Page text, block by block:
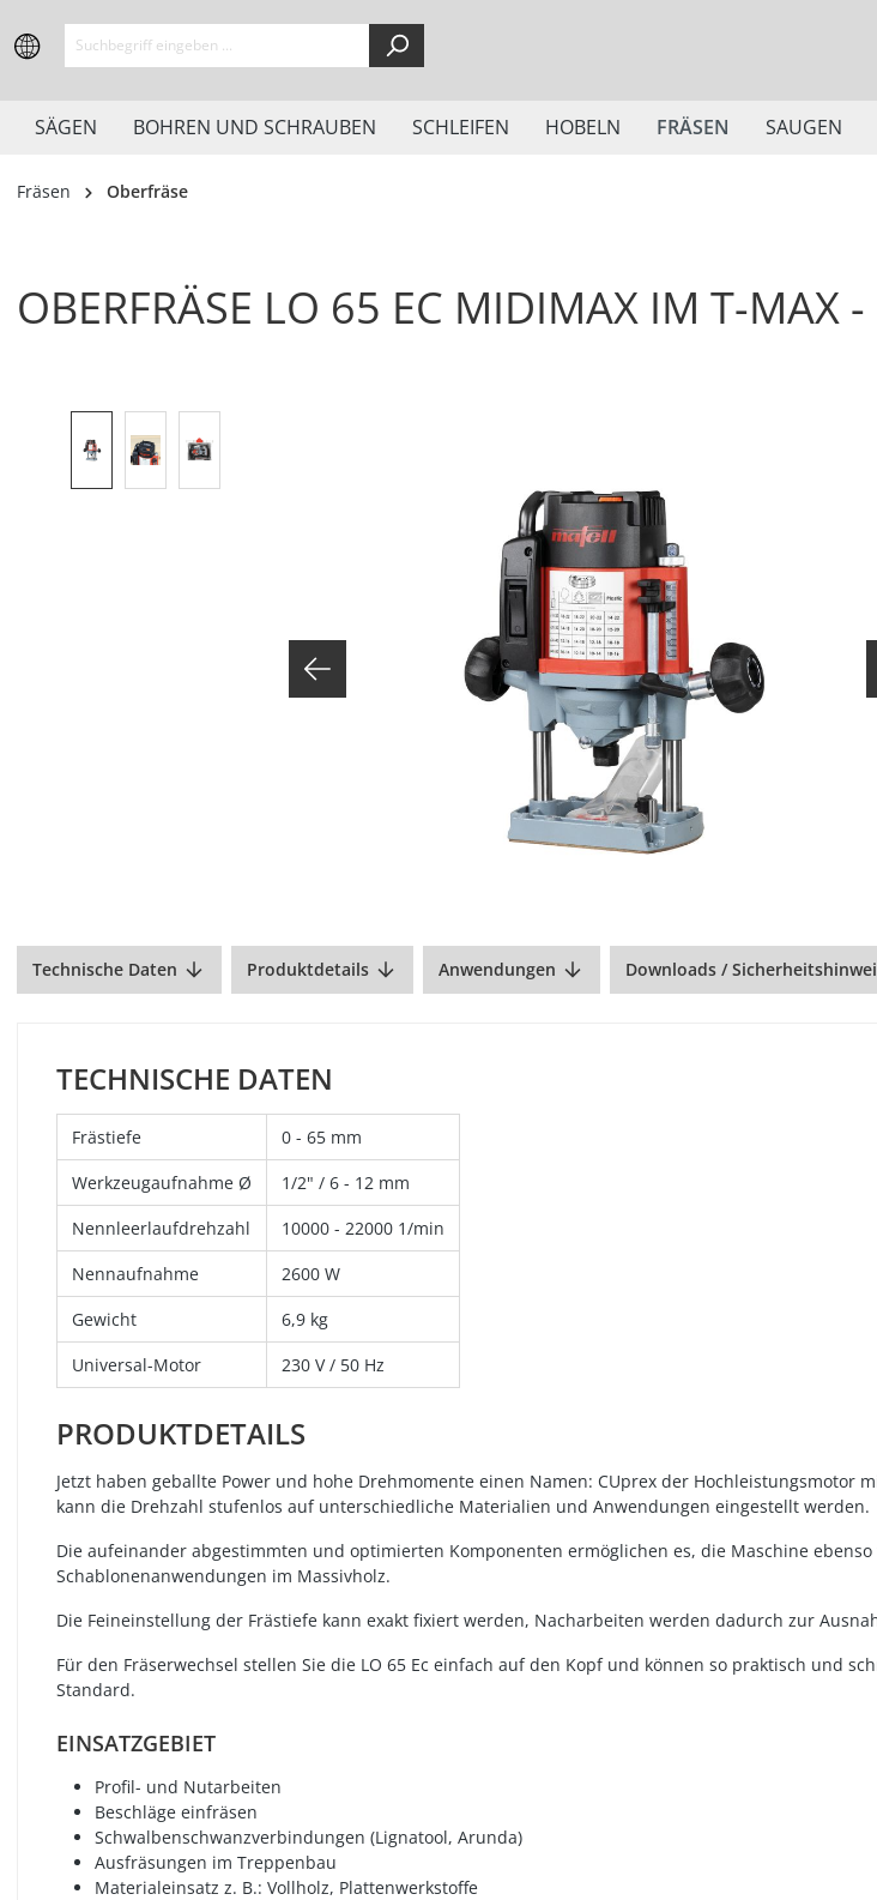
Zur Hauptnavigation springen
SÄGEN BOHREN UND SCHRAUBEN SCHLEIFEN HOBELN FRÄSEN SAUGEN
Fräsen Oberfräse
OBERFRÄSE LO 65 EC MIDIMAX IM T-MAX -
Technische Daten Produktdetails Anwendungen Downloads /
TECHNISCHE DATEN
Frästiefe
0 - 65 mm
Werkzeugaufnahme Ø
1/2" / 6 - 12 mm
Nennleerlaufdrehzahl
10000 - 22000 1/min
Nennaufnahme
2600 W
Gewicht
6,9 kg
Universal-Motor
230 V / 50 Hz
PRODUKTDETAILS
Jetzt haben geballte Power und hohe Drehmomente einen Namen: CUprex der
kann die Drehzahl stufenlos auf unterschiedliche Materialien und Anwendungen eingestellt werden.
Die aufeinander abgestimmten und optimierten Komponenten ermöglichen es, die Maschine
Schablonenanwendungen im Massivholz.
Die Feineinstellung der Frästiefe kann exakt fixiert werden, Nacharbeiten werden dadurch zur
Für den Fräserwechsel stellen Sie die LO 65 Ec einfach auf den Kopf und können so praktisch und
Standard.
EINSATZGEBIET
Profil- und Nutarbeiten
Beschläge einfräsen
Schwalbenschwanzverbindungen (Lignatool, Arunda)
Ausfräsungen im Treppenbau
Materialeinsatz z. B.: Vollholz, Plattenwerkstoffe